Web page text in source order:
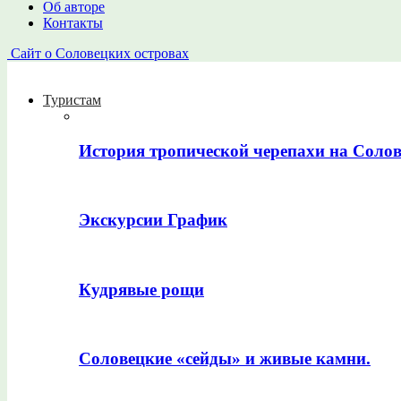
Об авторе
Контакты
Сайт о Соловецких островах
Туристам
История тропической черепахи на
Экскурсии График
Кудрявые рощи
Соловецкие «сейды» и живые камни.